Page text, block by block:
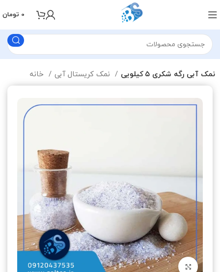
0 تومان
نمک آبی رگه شکری ۵ کیلویی
بزرگنمایی تصویر